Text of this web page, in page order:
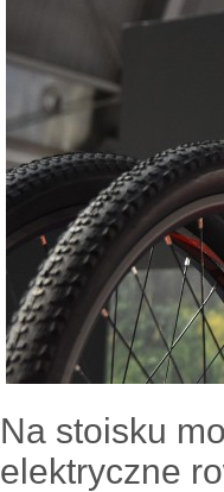
Na stoisku
elektryczne